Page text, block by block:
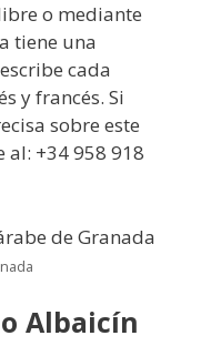
o mediante
tiene una
cada
y francés. Si
sobre este
+34 958 918
Albaicín